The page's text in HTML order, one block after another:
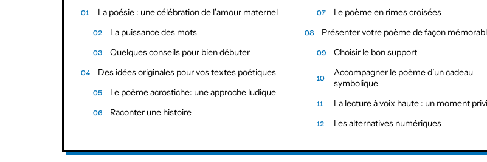
La poésie : une célébration de l’amour maternel
La puissance des mots
Quelques conseils pour bien débuter
Des idées originales pour vos textes poétiques
Le poème acrostiche: une approche ludique
Raconter une histoire
Le poème en rimes croisées
Présenter votre poème de façon
Choisir le bon support
Accompagner le poème d’un cadeau
symbolique
La lecture à voix haute : un moment
Les alternatives numériques